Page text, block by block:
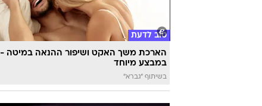
טוב לדעת
הארכת משך האקט ושיפור ההנאה במיטה -
במבצע מיוחד
בשיתוף "גברא"